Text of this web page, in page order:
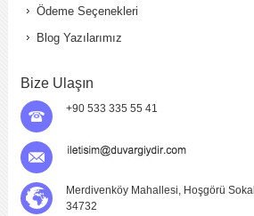
Ödeme Seçenekleri
Blog Yazılarımız
Bize Ulaşın
+90 533 335 55 41
Merdivenköy Mahallesi, Hoşgörü
34732